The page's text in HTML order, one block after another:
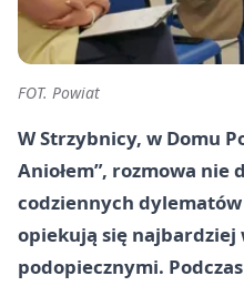
FOT. Powiat
W Strzybnicy, w Domu
Aniołem”, rozmowa nie
codziennych
opiekują się najbardziej
podopiecznymi.